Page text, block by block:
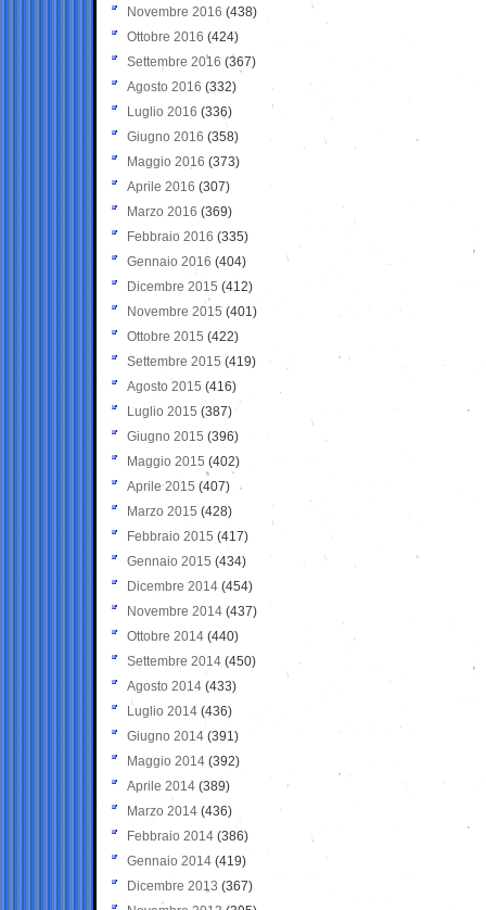
Novembre 2016 (438)
Ottobre 2016 (424)
Settembre 2016 (367)
Agosto 2016 (332)
Luglio 2016 (336)
Giugno 2016 (358)
Maggio 2016 (373)
Aprile 2016 (307)
Marzo 2016 (369)
Febbraio 2016 (335)
Gennaio 2016 (404)
Dicembre 2015 (412)
Novembre 2015 (401)
Ottobre 2015 (422)
Settembre 2015 (419)
Agosto 2015 (416)
Luglio 2015 (387)
Giugno 2015 (396)
Maggio 2015 (402)
Aprile 2015 (407)
Marzo 2015 (428)
Febbraio 2015 (417)
Gennaio 2015 (434)
Dicembre 2014 (454)
Novembre 2014 (437)
Ottobre 2014 (440)
Settembre 2014 (450)
Agosto 2014 (433)
Luglio 2014 (436)
Giugno 2014 (391)
Maggio 2014 (392)
Aprile 2014 (389)
Marzo 2014 (436)
Febbraio 2014 (386)
Gennaio 2014 (419)
Dicembre 2013 (367)